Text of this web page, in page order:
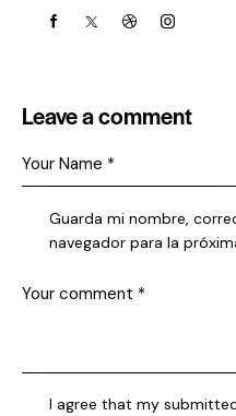
Leave a comment
Guarda mi nombre,
navegador para la
I agree that my